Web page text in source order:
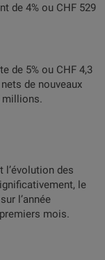
de 4% ou CHF 529
de 5% ou CHF 4,3
de nouveaux
millions.
des
le
l’année
mois.